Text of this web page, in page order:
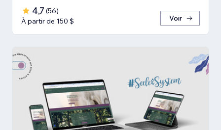
4,7 (56)
À partir de 150 $
Voir